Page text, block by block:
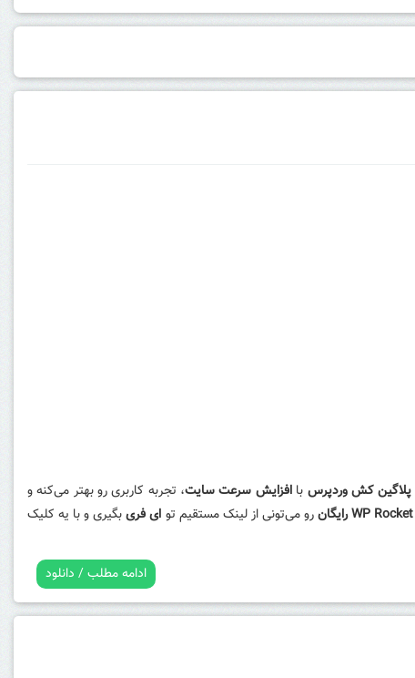
پلاگین کش وردپرس باافزایش سرعت سایت، تجربه کاربری رو بهتر می‌کنه و
WP Rocket رایگان رو می‌تونی از لینک مستقیم تو ای فریبگیری و با یه کلیک
ادامه مطلب / دانلود